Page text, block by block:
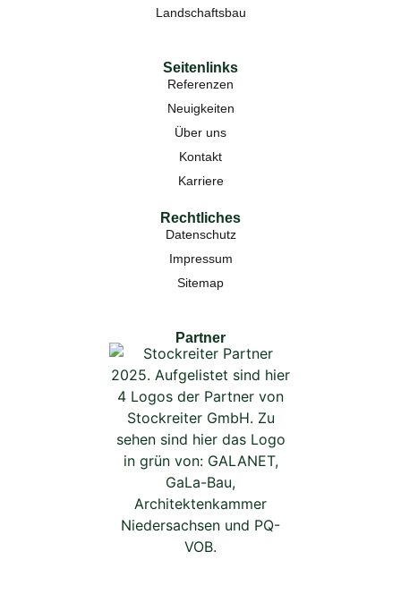
Landschaftsbau
Seitenlinks
Referenzen
Neuigkeiten
Über uns
Kontakt
Karriere
Rechtliches
Datenschutz
Impressum
Sitemap
Partner